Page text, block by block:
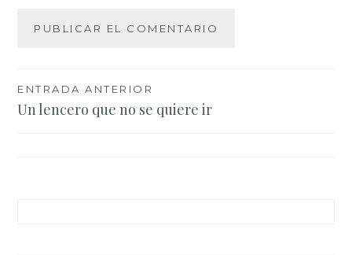
Navegación
de
ENTRADA ANTERIOR
Un lencero que no se quiere ir